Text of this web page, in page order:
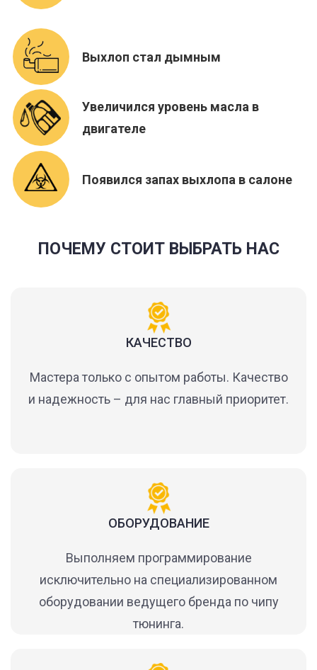
Выхлоп стал дымным
Увеличился уровень масла в
двигателе
Появился запах выхлопа в салоне
ПОЧЕМУ СТОИТ ВЫБРАТЬ НАС
КАЧЕСТВО
Мастера только с опытом работы. Качество
и надежность – для нас главный приоритет.
ОБОРУДОВАНИЕ
Выполняем программирование
исключительно на специализированном
оборудовании ведущего бренда по чипу
тюнинга.